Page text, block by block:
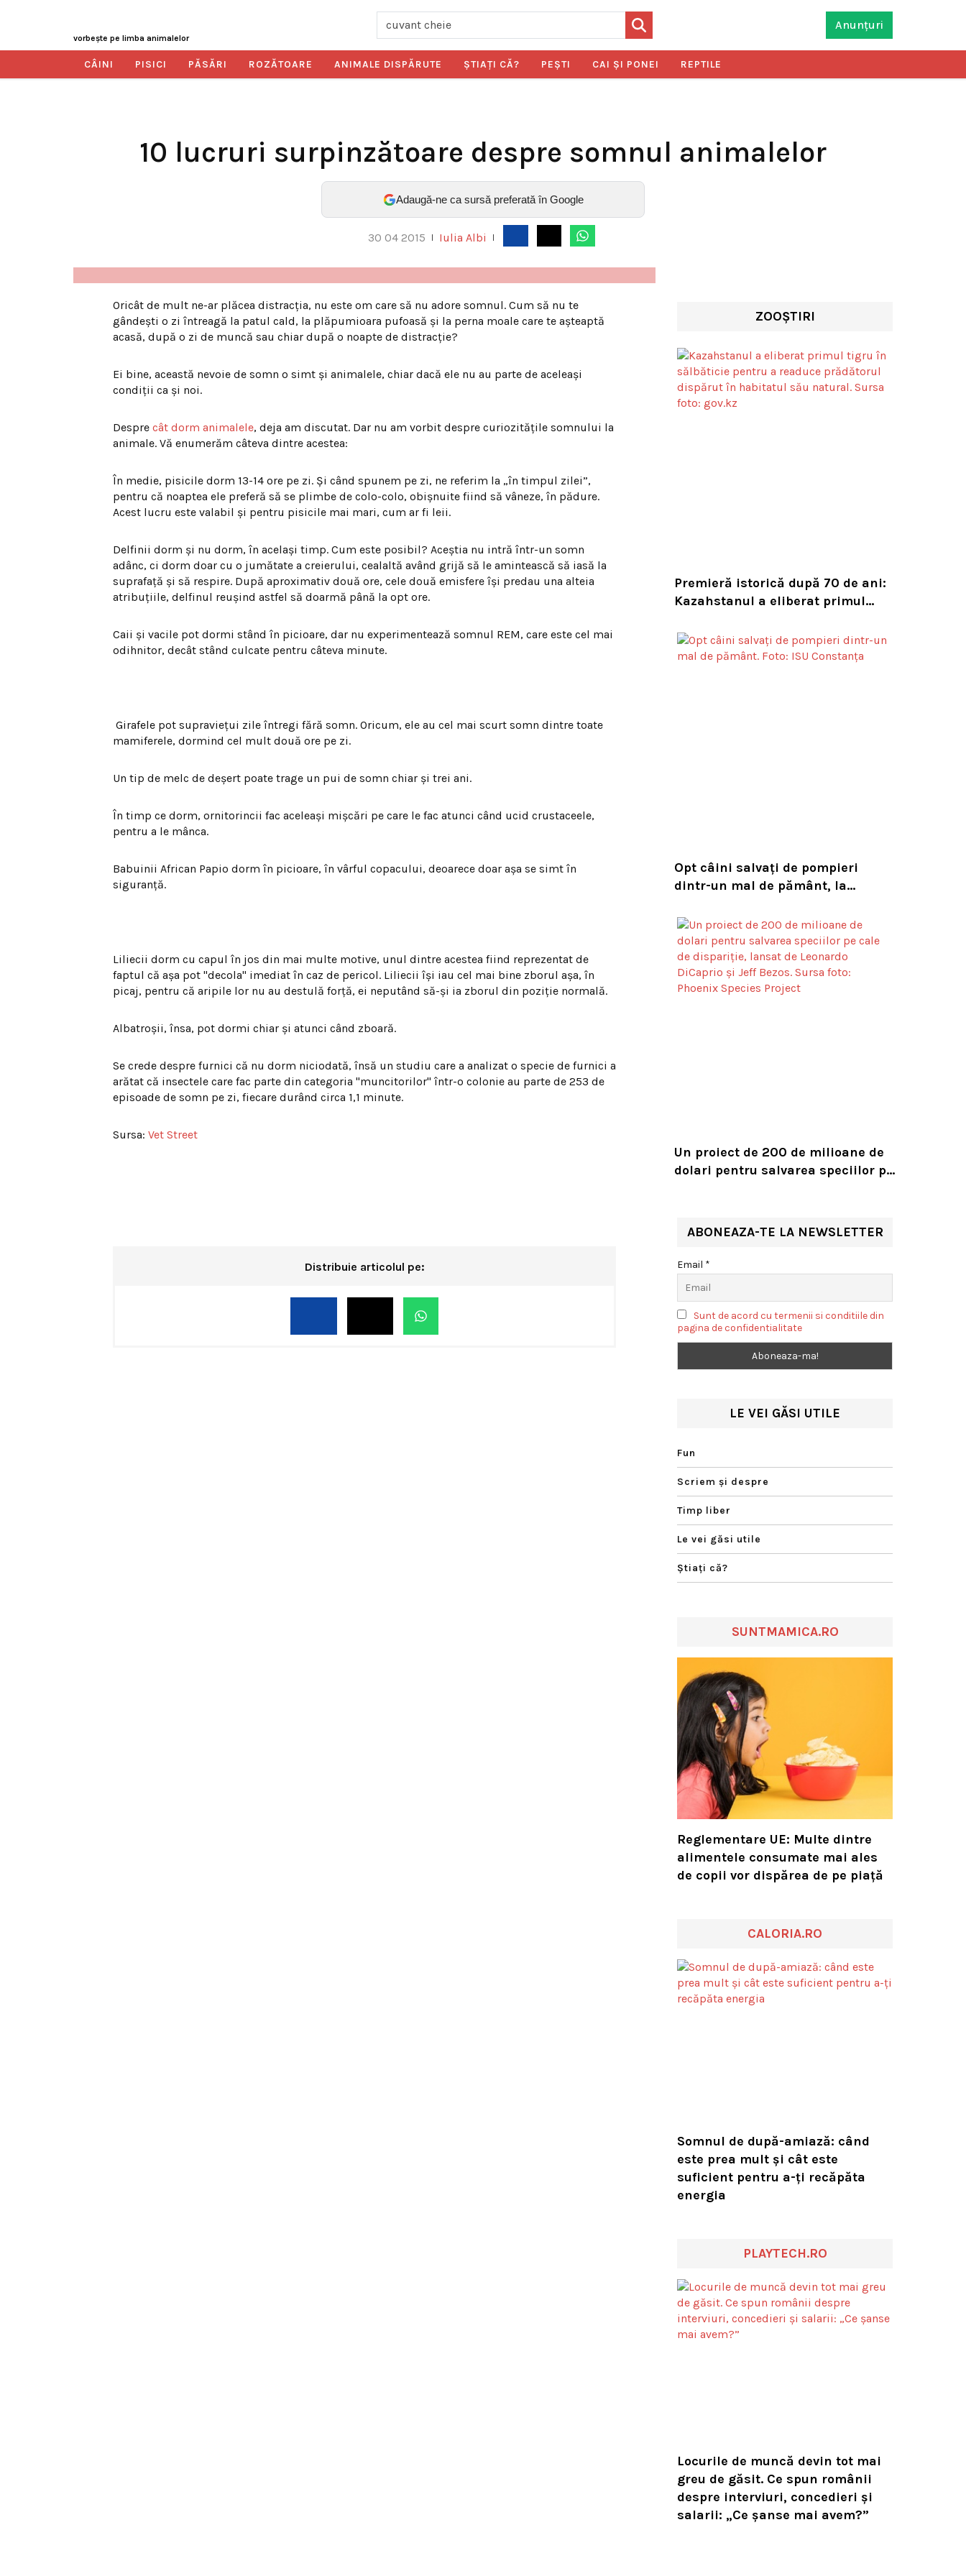
vorbeşte pe limba animalelor
Anunțuri
CÂINI PISICI PĂSĂRI ROZĂTOARE ANIMALE DISPĂRUTE ŞTIAŢI CĂ? PEŞTI CAI ŞI PONEI REPTILE
10 lucruri surpinzătoare despre somnul animalelor
Adaugă-ne ca sursă preferată în Google
30 04 2015 Iulia Albi
Oricât de mult ne-ar plăcea distracţia, nu este om care să nu adore somnul. Cum să nu te
gândeşti o zi întreagă la patul cald, la plăpumioara pufoasă şi la perna moale care te aşteaptă
acasă, după o zi de muncă sau chiar după o noapte de distracţie?
Ei bine, această nevoie de somn o simt şi animalele, chiar dacă ele nu au parte de aceleaşi
condiţii ca şi noi.
Despre cât dorm animalele, deja am discutat. Dar nu am vorbit despre curiozităţile somnului la
animale. Vă enumerăm câteva dintre acestea:
În medie, pisicile dorm 13-14 ore pe zi. Şi când spunem pe zi, ne referim la „în timpul zilei”,
pentru că noaptea ele preferă să se plimbe de colo-colo, obişnuite fiind să vâneze, în pădure.
Acest lucru este valabil şi pentru pisicile mai mari, cum ar fi leii.
Delfinii dorm şi nu dorm, în acelaşi timp. Cum este posibil? Aceştia nu intră într-un somn
adânc, ci dorm doar cu o jumătate a creierului, cealaltă având grijă să le amintească să iasă la
suprafaţă şi să respire. După aproximativ două ore, cele două emisfere îşi predau una alteia
atribuţiile, delfinul reuşind astfel să doarmă până la opt ore.
Caii şi vacile pot dormi stând în picioare, dar nu experimentează somnul REM, care este cel mai
odihnitor, decât stând culcate pentru câteva minute.
Girafele pot supravieţui zile întregi fără somn. Oricum, ele au cel mai scurt somn dintre toate
mamiferele, dormind cel mult două ore pe zi.
Un tip de melc de deşert poate trage un pui de somn chiar şi trei ani.
În timp ce dorm, ornitorincii fac aceleaşi mişcări pe care le fac atunci când ucid crustaceele,
pentru a le mânca.
Babuinii African Papio dorm în picioare, în vârful copacului, deoarece doar aşa se simt în
siguranţă.
Liliecii dorm cu capul în jos din mai multe motive, unul dintre acestea fiind reprezentat de
faptul că aşa pot "decola" imediat în caz de pericol. Liliecii îşi iau cel mai bine zborul aşa, în
picaj, pentru că aripile lor nu au destulă forţă, ei neputând să-şi ia zborul din poziţie normală.
Albatroşii, însa, pot dormi chiar şi atunci când zboară.
Se crede despre furnici că nu dorm niciodată, însă un studiu care a analizat o specie de furnici a
arătat că insectele care fac parte din categoria "muncitorilor" într-o colonie au parte de 253 de
episoade de somn pe zi, fiecare durând circa 1,1 minute.
Sursa: Vet Street
Distribuie articolul pe:
ZOOȘTIRI
Premieră istorică după 70 de ani:
Kazahstanul a eliberat primul
readuce prădătorul dispărut în
habitatul său natural
Opt câini salvați de pompieri
dintr-un mal de pământ, la
în timpul unor lucrări VIDEO
Un proiect de 200 de milioane de
dolari pentru salvarea speciilor pe
ABONEAZA-TE LA NEWSLETTER
Email *
Sunt de acord cu termenii si conditiile din
pagina de confidentialitate
LE VEI GĂSI UTILE
Fun
Scriem şi despre
Timp liber
Le vei găsi utile
Ştiaţi că?
SUNTMAMICA.RO
Reglementare UE: Multe dintre
alimentele consumate mai ales
de copii vor dispărea de pe piață
CALORIA.RO
Somnul de după-amiază: când
este prea mult și cât este
suficient pentru a-ți recăpăta
energia
PLAYTECH.RO
Locurile de muncă devin tot mai
greu de găsit. Ce spun românii
despre interviuri, concedieri și
salarii: „Ce șanse mai avem?”